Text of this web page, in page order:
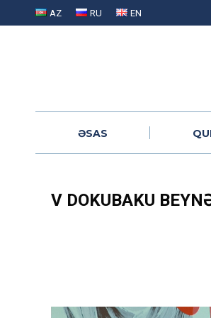
AZ RU EN
ƏSAS
V DOKUBAKU